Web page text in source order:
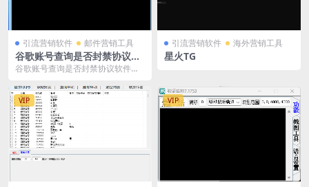
引流营销软件 邮件营销工具
谷歌账号查询是否封禁协议软
件：实时监控，保障账号安全
谷歌账号查询是否封禁协议软件以
能，为用户提供了强有力...
引流营销软件 海外营销工具
星火TG
VIP VIP